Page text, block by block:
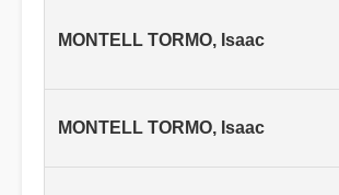
MONTELL TORMO, Isaac
MONTELL TORMO, Isaac